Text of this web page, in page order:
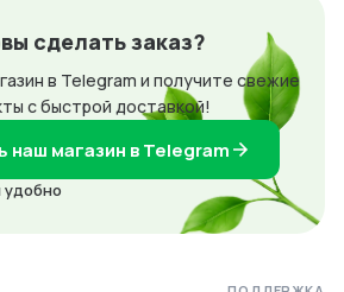
сделать заказ?
в Telegram и получите свежие
с быстрой доставкой!
наш магазин в Telegram